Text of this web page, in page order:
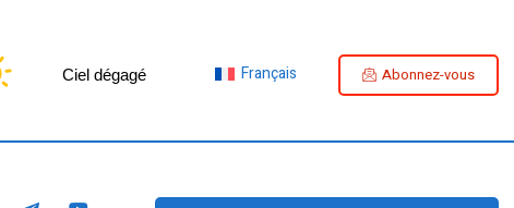
Ciel dégagé Français Abonnez-vous